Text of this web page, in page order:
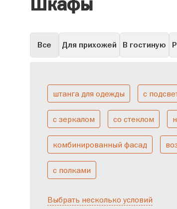
Шкафы
Все Для прихожей В гостиную
Большие
штанга для одежды с
с зеркалом со стеклом
комбинированный фасад
с полками
Выбрать несколько условий